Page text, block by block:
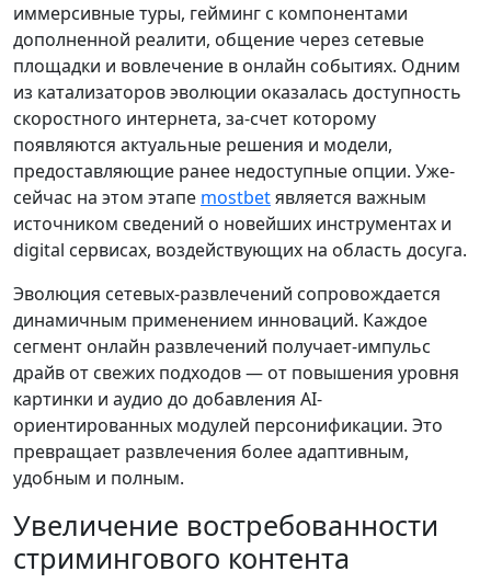
иммерсивные туры, гейминг с компонентами
дополненной реалити, общение через сетевые
площадки и вовлечение в онлайн событиях. Одним
из катализаторов эволюции оказалась доступность
скоростного интернета, за-счет которому
появляются актуальные решения и модели,
предоставляющие ранее недоступные опции. Уже-
сейчас на этом этапе mostbetявляется важным
источником сведений о новейших инструментах и
digital сервисах, воздействующих на область досуга.
Эволюция сетевых-развлечений сопровождается
динамичным применением инноваций. Каждое
сегмент онлайн развлечений получает-импульс
драйв от свежих подходов — от повышения уровня
картинки и аудио до добавления AI-
ориентированных модулей персонификации. Это
превращает развлечения более адаптивным,
удобным и полным.
Увеличение востребованности
стримингового контента